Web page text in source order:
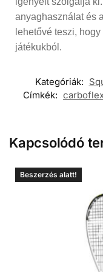
anyaghasználat és
lehetővé teszi,
játékukból.
Kategóriák:
Címkék:
Kapcsolódó
Beszerzés alatt!